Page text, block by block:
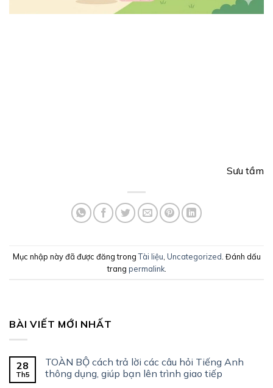
Sưu tầm
Mục nhập này đã được đăng trongTài liệu Uncategorized . Đánh dấu
trang permalink.
BÀI VIẾT MỚI NHẤT
28
Th5
TOÀN BỘ cách trả lời các câu hỏi Tiếng Anh
thông dụng, giúp bạn lên trình giao tiếp